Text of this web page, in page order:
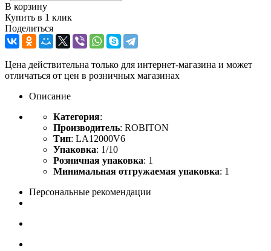
В корзину
Купить в 1 клик
Поделиться
Цена действительна только для интернет-магазина и может
отличаться от цен в розничных магазинах
Описание
Категория:
Производитель: ROBITON
Тип: LA12000V6
Упаковка: 1/10
Розничная упаковка: 1
Минимальная отгружаемая упаковка: 1
Персональные рекомендации